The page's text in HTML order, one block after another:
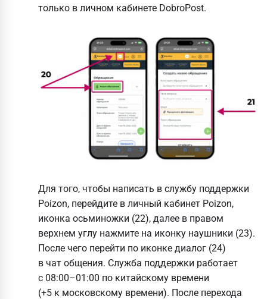
только в личном кабинете DobroPost.
Для того, чтобы написать в службу поддержки
Poizon, перейдите в личный кабинет Poizon,
иконка осьминожки (22), далее в правом
верхнем углу нажмите на иконку наушники (23).
После чего перейти по иконке диалог (24)
в чат общения. Служба поддержки работает
с 08:00–01:00 по китайскому времени
(+5 к московскому времени). После перехода